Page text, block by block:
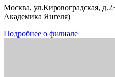
Москва, ул.Кировоградская,
Академика Янгеля)
Подробнее о филиале